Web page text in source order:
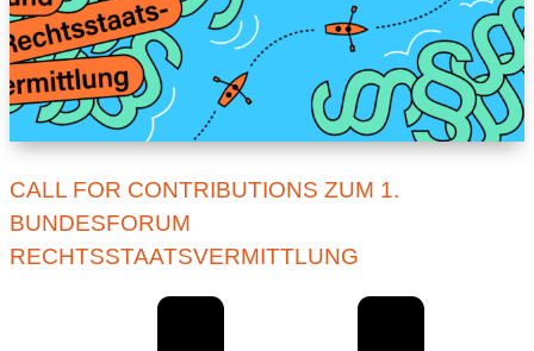
CALL FOR CONTRIBUTIONS ZUM 1.
BUNDESFORUM
RECHTSSTAATSVERMITTLUNG